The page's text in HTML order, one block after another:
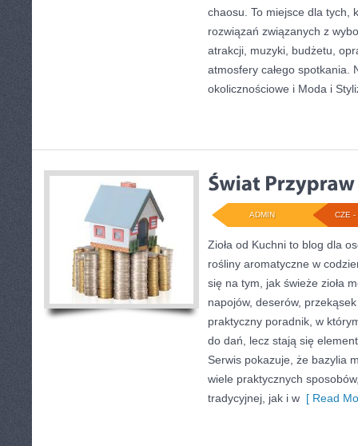
chaosu. To miejsce dla tych,
rozwiązań związanych z
atrakcji, muzyki, budżetu,
atmosfery całego spotkania.
okolicznościowe i Moda i
CZE -
ADMIN
Zioła od Kuchni to blog dla
rośliny aromatyczne w
się na tym, jak świeże zioła
napojów, deserów,
praktyczny poradnik, w
do dań, lecz stają się
Serwis pokazuje, że bazylia
wiele praktycznych
tradycyjnej, jak i w [ Read